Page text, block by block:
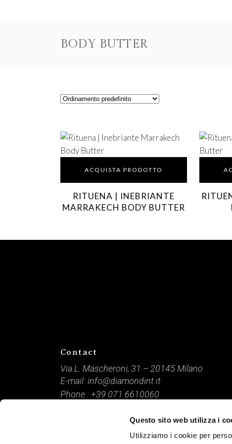
Questo sito web utilizza i
Utilizziamo i cookie per
BODY BUTTER
ACQUISTA PRODOTTO
RITUENA | INEBRIANTE
MARRAKECH BODY BUTTER
Contact
Via L. Mascheroni, 31 – 20145 Milano
E-mail: info@diamondint.it
Phone : +39 071 6610060
DIAMOND International / P. IVA: 09166840968 /
Capitale Sociale: € 10.000 / © 2021 Tutti i diritti riservati.